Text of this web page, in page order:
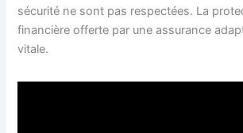
sécurité ne sont pas respectées. La
financière offerte par une assurance
vitale.